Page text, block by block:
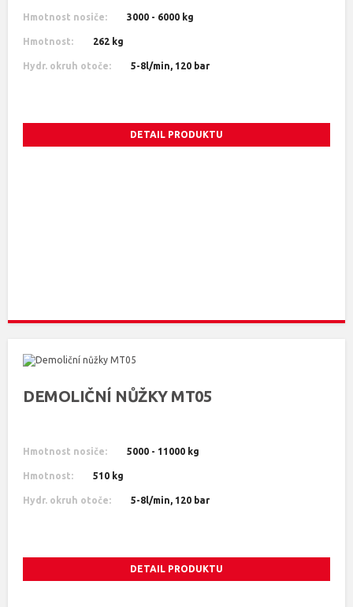
Hmotnost nosiče: 3000 - 6000 kg
Hmotnost: 262 kg
Hydr. okruh otoče: 5-8l/min, 120 bar
DETAIL PRODUKTU
DEMOLIČNÍ NŮŽKY MT05
Hmotnost nosiče: 5000 - 11000 kg
Hmotnost: 510 kg
Hydr. okruh otoče: 5-8l/min, 120 bar
DETAIL PRODUKTU